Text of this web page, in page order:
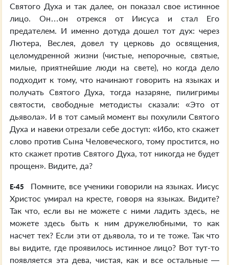
Святого Духа и так далее, он показал свое истинное
лицо. Он…он отрекся от Иисуса и стал Его
предателем. И именно дотуда дошел тот дух: через
Лютера, Веслея, довел ту церковь до освящения,
целомудренной жизни (чистые, непорочные, святые,
милые, приятнейшие люди на свете), но когда дело
подходит к тому, что начинают говорить на языках и
получать Святого Духа, тогда назаряне, пилигримы
святости, свободные методисты сказали: «Это от
дьявола». И в тот самый момент вы похулили Святого
Духа и навеки отрезали себе доступ: «Ибо, кто скажет
слово против Сына Человеческого, тому простится, но
кто скажет против Святого Духа, тот никогда не будет
прощен». Видите, да?
E-45
Помните, все ученики говорили на языках. Иисус
Христос умирал на кресте, говоря на языках. Видите?
Так что, если вы не можете с ними ладить здесь, не
можете здесь быть к ним дружелюбными, то как
насчет тех? Если эти от дьявола, то и те тоже. Так что
вы видите, где проявилось истинное лицо? Вот тут-то
появляется эта дева, чистая, как и все остальные —